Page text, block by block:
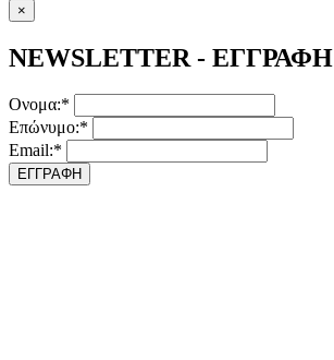
×
NEWSLETTER - ΕΓΓΡΑΦΗ
Ονομα:*
Επώνυμο:*
Email:*
ΕΓΓΡΑΦΗ